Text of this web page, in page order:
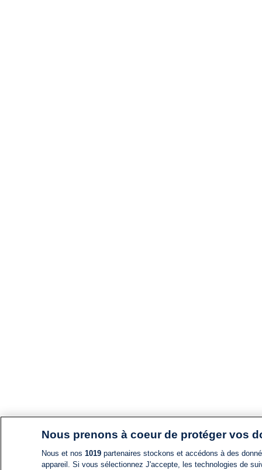
Nous prenons à coeur de protéger vos
Nous et nos 1019partenaires stockons et accédons à des
appareil. Si vous sélectionnez J'accepte, les technologies de